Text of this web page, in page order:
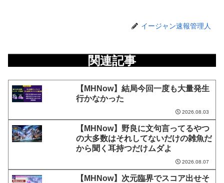
イージャン速報管理人
関連記事
【MHNow】結局今回一度も大量発生
行かなかった
2026.08.03
【MHNow】野良に文句言ってるやつ
の大多数はそれしてないだけの雑魚だ
から聞く耳持つだけムダよ
2026.08.07
【MHNow】次元臨界でスコア出せそ